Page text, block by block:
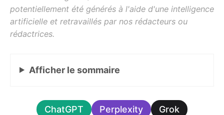
Afficher le sommaire
ChatGPT Perplexity
Grok